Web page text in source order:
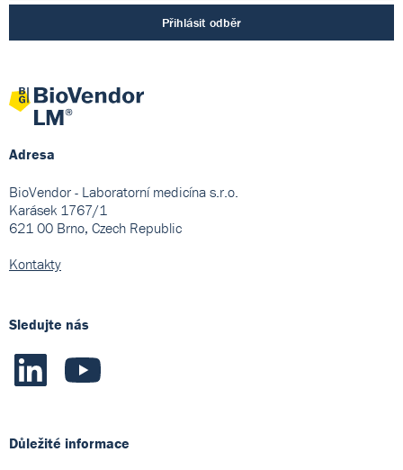
Přihlásit odběr
Adresa
BioVendor - Laboratorní medicína s.r.o.
Karásek 1767/1
621 00 Brno, Czech Republic
Kontakty
Sledujte nás
Důležité informace